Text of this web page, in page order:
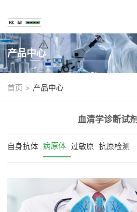
产品中心
首页 > 产品中心
血清学诊断试剂
自身抗体 病原体 过敏原 抗原检测